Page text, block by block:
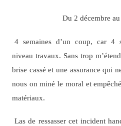
Du 2 décembre
4 semaines d’un coup, car 4
niveau travaux. Sans trop
brise cassé et une assurance qui
nous on miné le moral et
matériaux.
Las de ressasser cet incident